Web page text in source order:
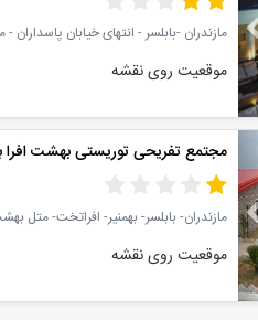
مازندران -بابلسر - انتهای خیابان پاسداران
موقعیت روی نقشه
Previous
مجتمع تفریحی توریستی بهشت افرا
مازندران- بابلسر- بهمنیر- افراتخت- متل
موقعیت روی نقشه